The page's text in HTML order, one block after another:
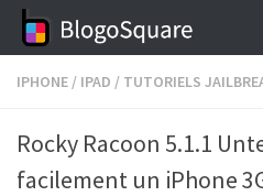
Skip to content
IPHONE / IPAD / TUTORIELS
Rocky Racoon 5.1.1
facilement un iPhone